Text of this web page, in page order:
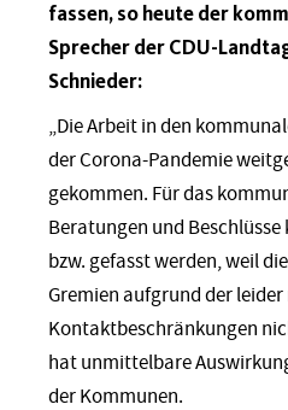
fassen, so heute der
Sprecher der CDU-
Schnieder:
„Die Arbeit in den
der Corona-Pandemie
gekommen. Für das
Beratungen und
bzw. gefasst werden, weil
Gremien aufgrund der
Kontaktbeschränkungen
hat unmittelbare
der Kommunen.